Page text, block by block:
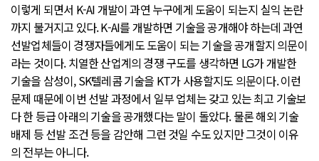
이렇게 되면서 K-AI 개발이 과연 누구에게 도움이 되는지 실익 논란
까지 불거지고 있다. K-AI를 개발하면 기술을 공개해야 하는데 과연
선발업체들이 경쟁자들에게도 도움이 되는 기술을 공개할지 의문이
라는 것이다. 치열한 산업계의 경쟁 구도를 생각하면 LG가 개발한
기술을 삼성이, SK텔레콤 기술을 KT가 사용할지도 의문이다. 이런
문제 때문에 이번 선발 과정에서 일부 업체는 갖고 있는 최고 기술보
다 한 등급 아래의 기술을 공개했다는 말이 돌았다. 물론 해외 기술
배제 등 선발 조건 등을 감안해 그런 것일 수도 있지만 그것이 이유
의 전부는 아니다.